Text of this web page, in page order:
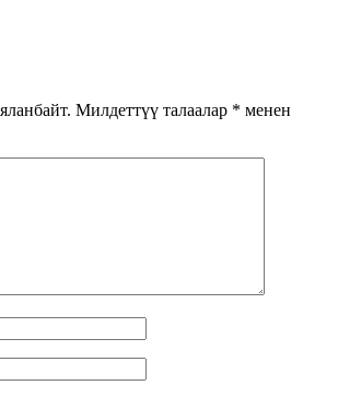
Милдеттүү талаалар * менен